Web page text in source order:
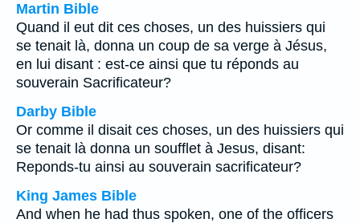
Martin Bible
Quand il eut dit ces choses, un des huissiers qui
se tenait là, donna un coup de sa verge à Jésus,
en lui disant : est-ce ainsi que tu réponds au
souverain Sacrificateur?
Darby Bible
Or comme il disait ces choses, un des huissiers qui
se tenait là donna un soufflet à Jesus, disant:
Reponds-tu ainsi au souverain sacrificateur?
King James Bible
And when he had thus spoken, one of the officers